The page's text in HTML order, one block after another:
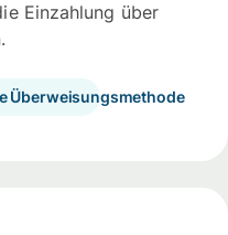
Einzahlung über
Überweisungsmethode